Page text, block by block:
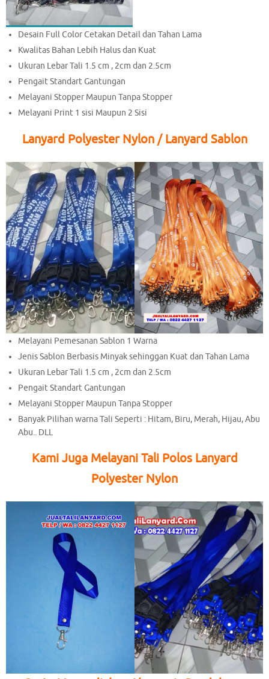
Desain Full Color Cetakan Detail dan Tahan Lama
Kwalitas Bahan Lebih Halus dan Kuat
Ukuran Lebar Tali 1.5 cm , 2cm dan 2.5cm
Pengait Standart Gantungan
Melayani Stopper Maupun Tanpa Stopper
Melayani Print 1 sisi Maupun 2 Sisi
Lanyard Polyester Nylon / Lanyard Sablon
Melayani Pemesanan Sablon 1 Warna
Jenis Sablon Berbasis Minyak sehinggan Kuat dan Tahan Lama
Ukuran Lebar Tali 1.5 cm , 2cm dan 2.5cm
Pengait Standart Gantungan
Melayani Stopper Maupun Tanpa Stopper
Banyak Pilihan warna Tali Seperti : Hitam, Biru, Merah, Hijau, Abu
Abu.. DLL
Kami Juga Melayani Tali Polos Lanyard
Polyester Nylon